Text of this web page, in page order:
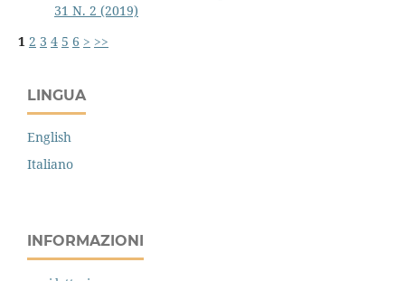
31 N. 2 (2019)
1 2 3 4 5 6 > >>
LINGUA
English
Italiano
INFORMAZIONI